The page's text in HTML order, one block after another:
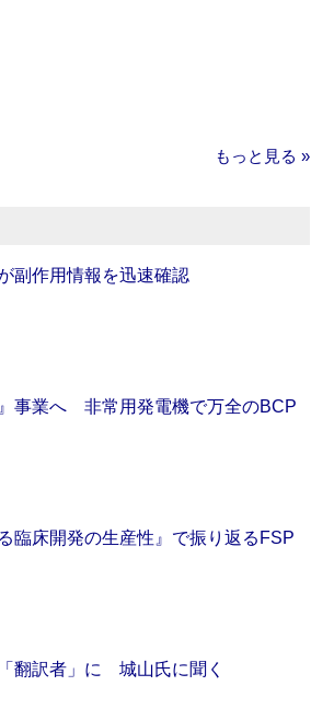
もっと見る »
副作用情報を迅速確認
事業へ 非常用発電機で万全のBCP
臨床開発の生産性』で振り返るFSP
翻訳者」に 城山氏に聞く